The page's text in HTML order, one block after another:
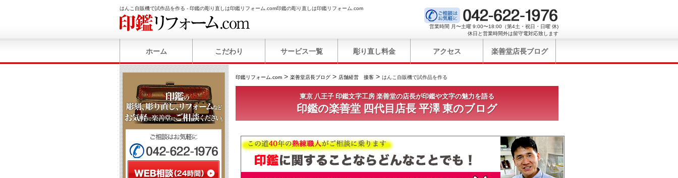
はんこ自販機で試作品を作る - 印鑑の彫り直しは印鑑リフォーム.com印鑑の彫り直しは印鑑リフォーム.com
営業時間 月〜土曜 9:00〜18:00（第4土・祝日・日曜 休)
休日と営業時間外は留守電対応致します
ホーム こだわり サービス一覧 彫り直し料金 アクセス 楽善堂店長ブログ
印鑑リフォーム.com > 楽善堂店長ブログ > 店舗経営 接客 > はんこ自販機で試作品を作る
東京 八王子 印鑑文字工房 楽善堂の店長が印鑑や文字の魅力を語る
印鑑の楽善堂 四代目店長 平澤 東のブログ